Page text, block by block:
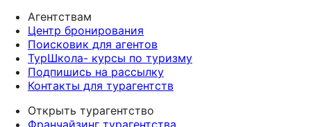
Агентствам
Центр бронирования
Поисковик для агентов
ТурШкола- курсы по туризму
Подпишись на рассылку
Контакты для турагентств
Открыть турагентство